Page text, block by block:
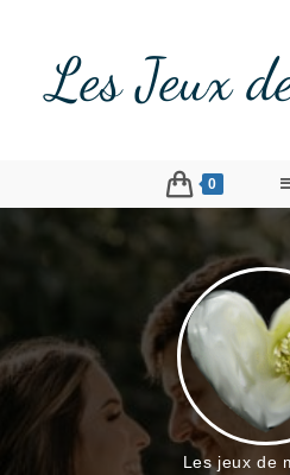
Les Jeux
0
Les jeux de